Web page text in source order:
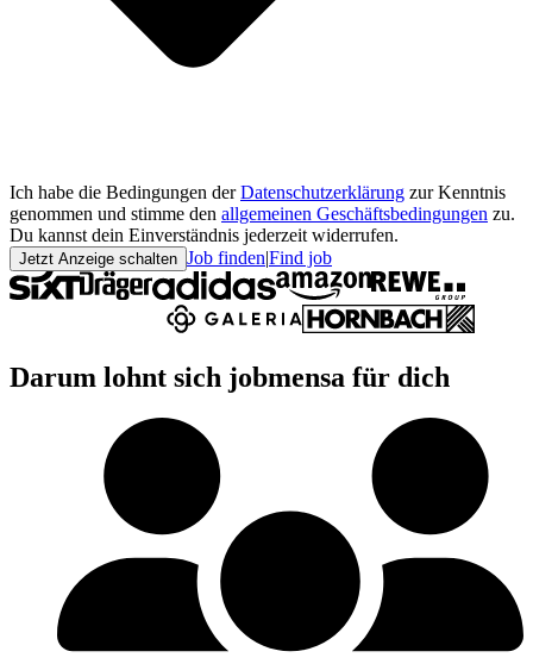
Ich habe die Bedingungen der Datenschutzerklärung zur Kenntnis
genommen und stimme den allgemeinen Geschäftsbedingungen zu.
Du kannst dein Einverständnis jederzeit widerrufen.
Jetzt Anzeige schalten Job finden|Find job
Darum lohnt sich jobmensa für dich